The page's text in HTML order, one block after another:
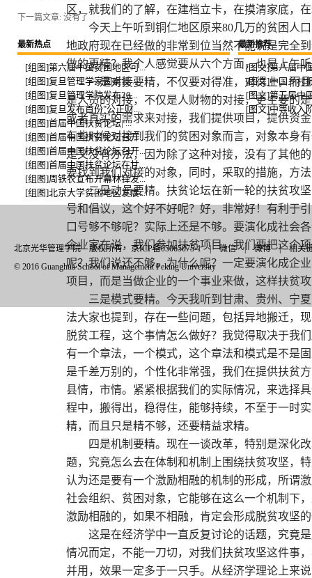
区，就我们的了解，在建档立卡，在摸清家底，
今天上午听到铜仁地区原来80几万的贫困人
地政府现在已经做的非常到位当然不能说是完全
做的更精？我个人感觉要从六个方面，也是上午
一是对接要精，不仅要对得准，对得上，而
是人员的对接，不仅是人财物的对接，更主要的
或者真实的需求来对接，我们提供项目，提供资
有些时候对接到我们的贫困对象而言，对象本身
是又没有办法，因为除了这种对接，没有了其他
要找到我们对接的对象，同时，采取的措施，方
二是动员要精。扶贫论坛在新一轮的扶贫攻
号和倡议，这个好不好呢？好，非常好！有利于
口号够不够呢？实际上还是不够。要演化成社会
企业家在说，我们参加扶贫项目，我们要把这个
呢？我们说还不够。为什么呢？一定要演化成企
项目，而是当做企业的一个事业来做，这样扶贫
三是模式要精。今天我听到甘肃、贵州、宁
法大家也提到，存在一些问题，包括异地搬迁，
脱贫工程，这个事情怎么做好？我觉得取决于我
有一个章法，一个模式，这个章法和模式是不是
是千差万别的，个性化非常强，我们在提供扶贫
县情，市情。紧紧根据我们的实际情况，来选择
程中，搬得出，稳得住，能够持续，不至于一时
精，而且只是精不够，还要精益求精。
四是机制要精。现在一谈改革，特别是深化
题，究竟怎么去在体制和机制上围绕扶贫攻坚，
认为还是要有一个激励相融的机制的形成，所谓
社会组织、贫困对象，它能够在这么一个机制下
激励相融的，如果不相融，肯定会形成脱贫攻坚
这是在经济学中一直反复讨论的话题，究竟
情况而定，不能一刀切，对我们扶贫攻坚这件事
并用，效果一定多于一只手。从经济学理论上来
下一篇文章: 没有了
最新热点
[组图]第六届中国贫困地区可...
[组图]复旦管理学家圆桌谈 ...
[组图]复旦管理学院发布20...
[组图]复旦发布首份"公正财...
[组图]首届中国扶贫论坛| ...
[组图]首届中国扶贫论坛召开...
[组图]首届中国扶贫论坛召开...
[组图]首届中国扶贫论坛在甘...
[组图]周铁农宣布开幕林铎发...
[组图]北京大学贫困地区发展...
最新推荐
[图文]第八届中
[图文]中国乡村
[图文]第五届中
[图文]中等收入
北京光华管理学院 版权所有 京ICP备05065075-1 |微信|微博|相关
© 2016 Guanghua School of Management Peking University